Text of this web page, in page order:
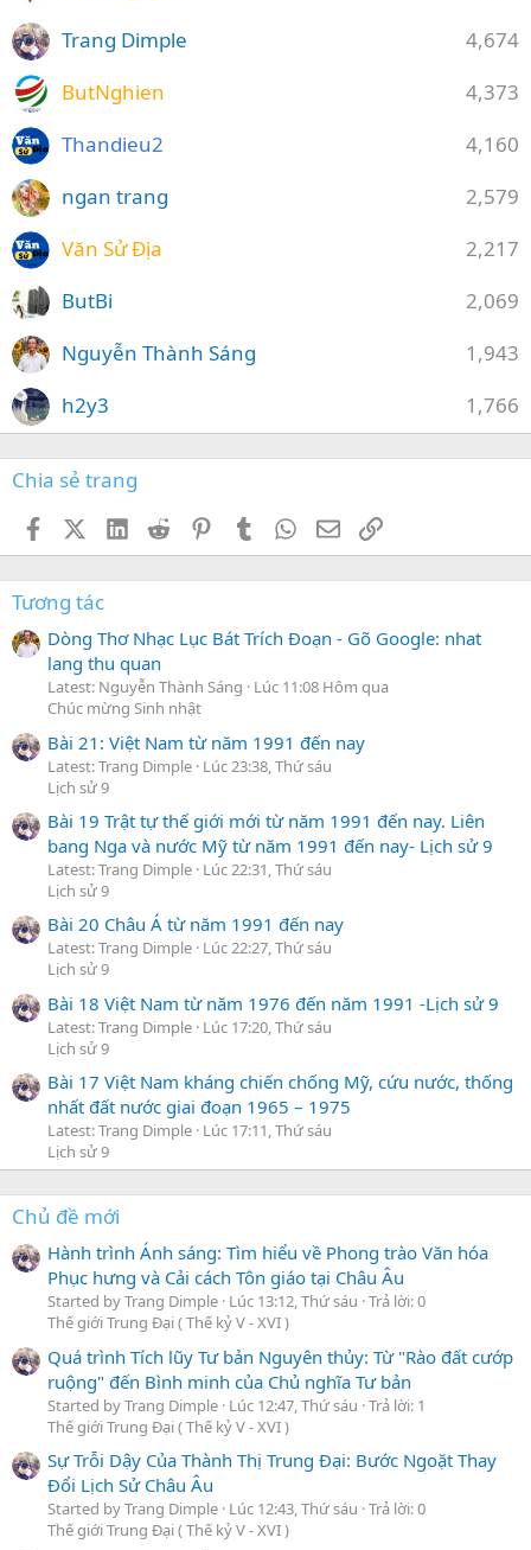
4,674
Trang Dimple
4,373
ButNghien
4,160
Thandieu2
2,579
ngan trang
2,217
Văn Sử Địa
2,069
ButBi
1,943
Nguyễn Thành Sáng
1,766
h2y3
Chia sẻ trang
FacebookX (Twitter)
LinkedIn
Reddit PinterestTumblr WhatsApp
EmailLink
Tương tác
Dòng Thơ Nhạc Lục Bát Trích Đoạn - Gõ Google: nhat
lang thu quan
Latest: Nguyễn Thành Sáng
Lúc 11:08 Hôm qua
Chúc mừng Sinh nhật
Bài 21: Việt Nam từ năm 1991 đến nay
Latest: Trang Dimple Lúc 23:38, Thứ sáu
Lịch sử 9
Bài 19 Trật tự thế giới mới từ năm 1991 đến nay. Liên
bang Nga và nước Mỹ từ năm 1991 đến nay- Lịch sử 9
Latest: Trang Dimple Lúc 22:31, Thứ sáu
Lịch sử 9
Bài 20 Châu Á từ năm 1991 đến nay
Latest: Trang Dimple Lúc 22:27, Thứ sáu
Lịch sử 9
Bài 18 Việt Nam từ năm 1976 đến năm 1991 -Lịch sử 9
Latest: Trang Dimple Lúc 17:20, Thứ sáu
Lịch sử 9
Bài 17 Việt Nam kháng chiến chống Mỹ, cứu nước, thống
nhất đất nước giai đoạn 1965 – 1975
Latest: Trang Dimple Lúc 17:11, Thứ sáu
Lịch sử 9
Chủ đề mới
Hành trình Ánh sáng: Tìm hiểu về Phong trào Văn hóa
Phục hưng và Cải cách Tôn giáo tại Châu Âu
Started by Trang Dimple Lúc 13:12, Thứ sáu Trả lời: 0
Thế giới Trung Đại ( Thế kỷ V - XVI )
Quá trình Tích lũy Tư bản Nguyên thủy: Từ "Rào đất cướp
ruộng" đến Bình minh của Chủ nghĩa Tư bản
Started by Trang Dimple Lúc 12:47, Thứ sáu Trả lời: 1
Thế giới Trung Đại ( Thế kỷ V - XVI )
Sự Trỗi Dậy Của Thành Thị Trung Đại: Bước Ngoặt Thay
Đổi Lịch Sử Châu Âu
Started by Trang Dimple Lúc 12:43, Thứ sáu Trả lời: 0
Thế giới Trung Đại ( Thế kỷ V - XVI )